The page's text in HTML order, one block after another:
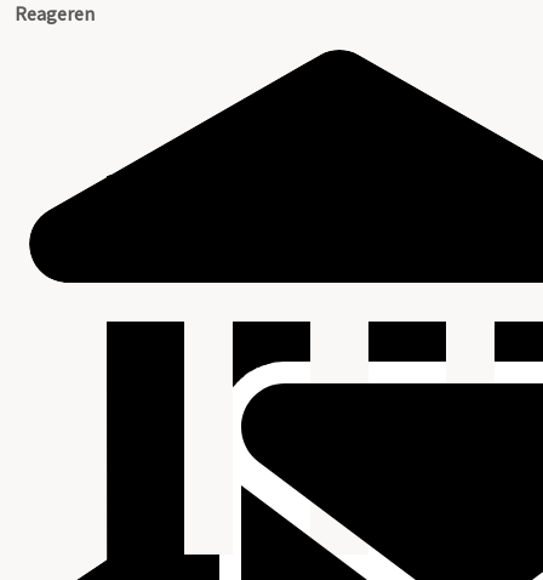
Reageren